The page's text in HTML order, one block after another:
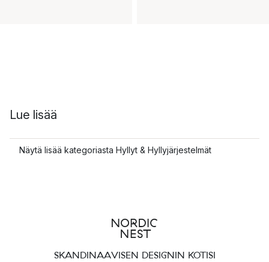
Lue lisää
Näytä lisää kategoriasta Hyllyt & Hyllyjärjestelmät
SKANDINAAVISEN DESIGNIN KOTISI